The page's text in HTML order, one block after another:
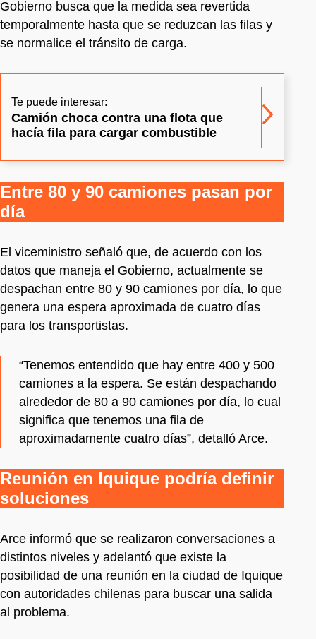
Gobierno busca que la medida sea revertida
temporalmente hasta que se reduzcan las filas y
se normalice el tránsito de carga.
Te puede interesar:
Camión choca contra una flota que
hacía fila para cargar combustible
Entre 80 y 90 camiones pasan por
día
El viceministro señaló que, de acuerdo con los
datos que maneja el Gobierno, actualmente se
despachan entre 80 y 90 camiones por día, lo que
genera una espera aproximada de cuatro días
para los transportistas.
“Tenemos entendido que hay entre 400 y 500
camiones a la espera. Se están despachando
alrededor de 80 a 90 camiones por día, lo cual
significa que tenemos una fila de
aproximadamente cuatro días”, detalló Arce.
Reunión en Iquique podría definir
soluciones
Arce informó que se realizaron conversaciones a
distintos niveles y adelantó que existe la
posibilidad de una reunión en la ciudad de Iquique
con autoridades chilenas para buscar una salida
al problema.